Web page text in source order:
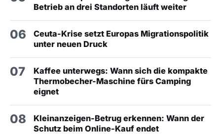
Betrieb an drei Standorten läuft weiter
06
Ceuta-Krise setzt Europas Migrationspolitik
unter neuen Druck
07
Kaffee unterwegs: Wann sich die kompakte
Thermobecher-Maschine fürs Camping
eignet
08
Kleinanzeigen-Betrug erkennen: Wann der
Schutz beim Online-Kauf endet